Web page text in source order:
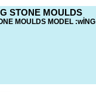
STONE MOULDS
MOULDS MODEL :wİNG